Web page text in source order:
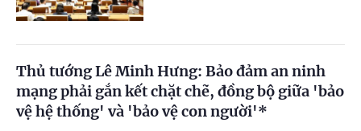
Thủ tướng Lê Minh Hưng: Bảo đảm an ninh
mạng phải gắn kết chặt chẽ, đồng bộ giữa 'bảo
vệ hệ thống' và 'bảo vệ con người'*